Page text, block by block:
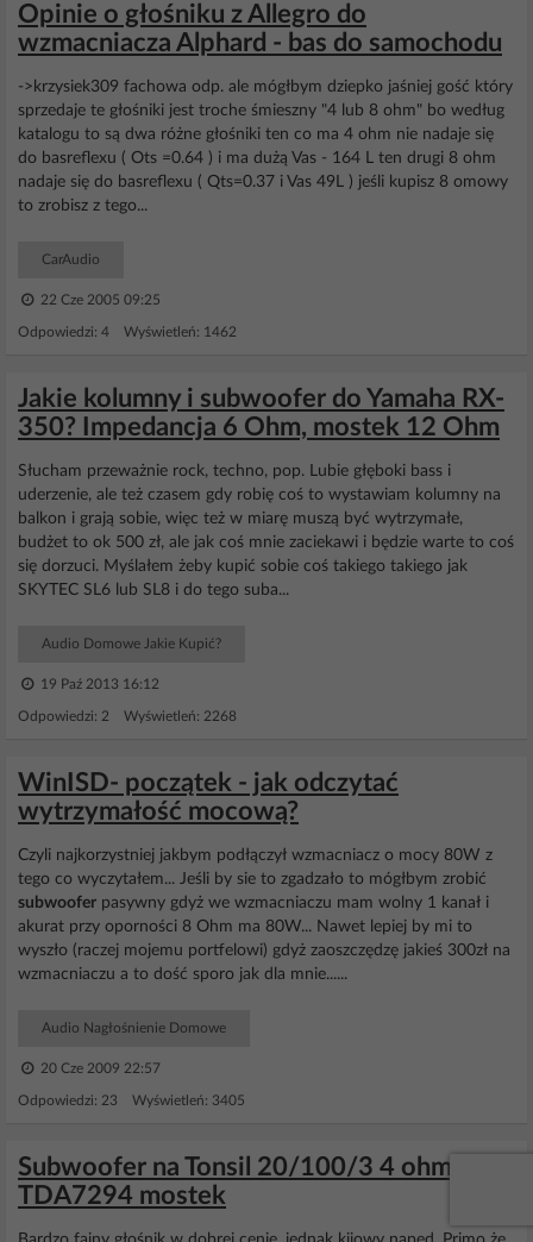
Opinie o głośniku z Allegro do
wzmacniacza Alphard - bas do samochodu
->krzysiek309 fachowa odp. ale mógłbym dziepko jaśniej gość który
sprzedaje te głośniki jest troche śmieszny "4 lub 8 ohm" bo według
katalogu to są dwa różne głośniki ten co ma 4 ohm nie nadaje się
do basreflexu ( Ots =0.64 ) i ma dużą Vas - 164 L ten drugi 8 ohm
nadaje się do basreflexu ( Qts=0.37 i Vas 49L ) jeśli kupisz 8 omowy
to zrobisz z tego...
CarAudio
22 Cze 2005 09:25
Odpowiedzi: 4 Wyświetleń: 1462
Jakie kolumny i subwoofer do Yamaha RX-
350? Impedancja 6 Ohm, mostek 12 Ohm
Słucham przeważnie rock, techno, pop. Lubie głęboki bass i
uderzenie, ale też czasem gdy robię coś to wystawiam kolumny na
balkon i grają sobie, więc też w miarę muszą być wytrzymałe,
budżet to ok 500 zł, ale jak coś mnie zaciekawi i będzie warte to coś
się dorzuci. Myślałem żeby kupić sobie coś takiego takiego jak
SKYTEC SL6 lub SL8 i do tego suba...
Audio Domowe Jakie Kupić?
19 Paź 2013 16:12
Odpowiedzi: 2 Wyświetleń: 2268
WinISD- początek - jak odczytać
wytrzymałość mocową?
Czyli najkorzystniej jakbym podłączył wzmacniacz o mocy 80W z
tego co wyczytałem... Jeśli by sie to zgadzało to mógłbym zrobić
subwoofer pasywny gdyż we wzmacniaczu mam wolny 1 kanał i
akurat przy oporności 8 Ohm ma 80W... Nawet lepiej by mi to
wyszło (raczej mojemu portfelowi) gdyż zaoszczędzę jakieś 300zł na
wzmacniaczu a to dość sporo jak dla mnie......
Audio Nagłośnienie Domowe
20 Cze 2009 22:57
Odpowiedzi: 23 Wyświetleń: 3405
Subwoofer na Tonsil 20/100/3 4 ohm +
TDA7294 mostek